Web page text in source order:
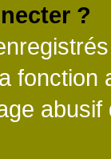
?
fonction